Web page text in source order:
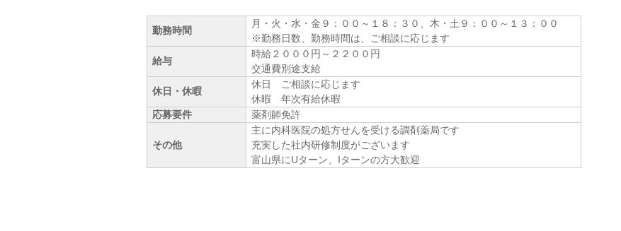
勤務時間
月・火・水・金９：００～１８：３０、木・土９：００～１３：００
※勤務日数、勤務時間は、ご相談に応じます
給与
時給２０００円～２２００円
交通費別途支給
休日・休暇
休日 ご相談に応じます
休暇 年次有給休暇
応募要件
薬剤師免許
その他
主に内科医院の処方せんを受ける調剤薬局です
充実した社内研修制度がございます
富山県にUターン、Iターンの方大歓迎